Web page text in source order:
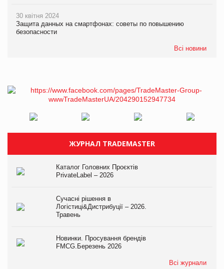
30 квітня 2024
Защита данных на смартфонах: советы по повышению
безопасности
Всі новини
ЖУРНАЛ TRADEMASTER
Каталог Головних Проєктів
PrivateLabel – 2026
Сучасні рішення в
Логістиці&Дистрибуції – 2026.
Травень
Новинки. Просування брендів
FMCG.Березень 2026
Всі журнали